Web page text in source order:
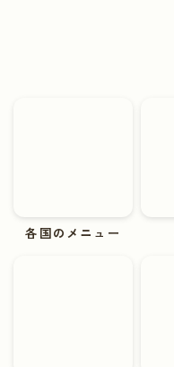
各国のメニュー